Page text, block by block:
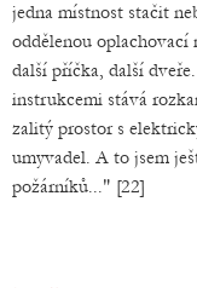
jedna místnost stačit
oddělenou oplachovací
další příčka, další
instrukcemi stává
zalitý prostor s
umyvadel. A to jsem
požárníků..." [22]